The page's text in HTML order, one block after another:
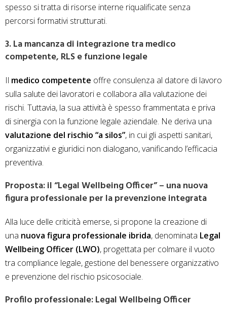
spesso si tratta di risorse interne riqualificate senza
percorsi formativi strutturati.
3. La mancanza di integrazione tra medico
competente, RLS e funzione legale
Il medico competente offre consulenza al datore di lavoro
sulla salute dei lavoratori e collabora alla valutazione dei
rischi. Tuttavia, la sua attività è spesso frammentata e priva
di sinergia con la funzione legale aziendale. Ne deriva una
valutazione del rischio “a silos”, in cui gli aspetti sanitari,
organizzativi e giuridici non dialogano, vanificando l’efficacia
preventiva.
Proposta: il “Legal Wellbeing Officer” – una nuova
figura professionale per la prevenzione integrata
Alla luce delle criticità emerse, si propone la creazione di
una nuova figura professionale ibrida, denominata Legal
Wellbeing Officer (LWO), progettata per colmare il vuoto
tra compliance legale, gestione del benessere organizzativo
e prevenzione del rischio psicosociale.
Profilo professionale: Legal Wellbeing Officer